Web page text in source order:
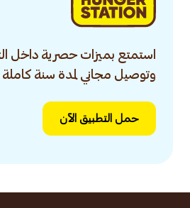
استمتع بميزات حصرية
وتوصيل مجاني لمدة سنة
حمل التطبيق الآن